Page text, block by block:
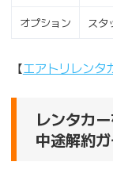
オプション スタ
【エアトリレンタ
レンタカ
中途解約